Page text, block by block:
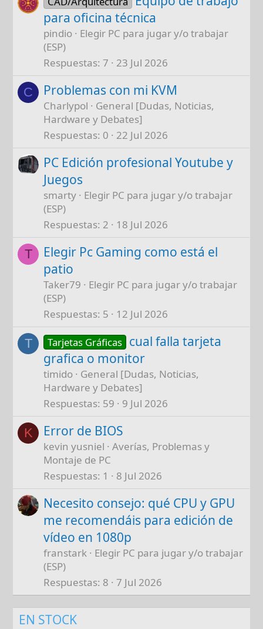
para oficina técnica
pindio
Elegir PC para jugar y/o trabajar
(ESP)
Respuestas 7 23 Jul 2026
C Problemas con mi KVM
Charlypol
General [Dudas, Noticias,
Hardware y Debates]
Respuestas 0 22 Jul 2026
PC Edición profesional Youtube y
Juegos
smarty
Elegir PC para jugar y/o trabajar
(ESP)
Respuestas 2 18 Jul 2026
T
Elegir Pc Gaming como está el
patio
Taker79
Elegir PC para jugar y/o trabajar
(ESP)
Respuestas 5 12 Jul 2026
T Tarjetas Gráficas cual falla tarjeta
grafica o monitor
timido
General [Dudas, Noticias,
Hardware y Debates]
Respuestas 59 9 Jul 2026
K Error de BIOS
kevin yusniel
Averías, Problemas y
Montaje de PC
Respuestas 1 8 Jul 2026
Necesito consejo: qué CPU y GPU
me recomendáis para edición de
vídeo en 1080p
franstark
Elegir PC para jugar y/o trabajar
(ESP)
Respuestas 8 7 Jul 2026
EN STOCK